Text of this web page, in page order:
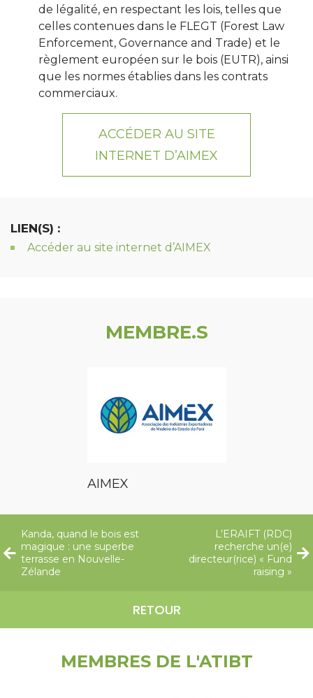
de légalité, en respectant les lois, telles que
celles contenues dans le FLEGT (Forest Law
Enforcement, Governance and Trade) et le
règlement européen sur le bois (EUTR), ainsi
que les normes établies dans les contrats
commerciaux.
ACCÉDER AU SITE
INTERNET D’AIMEX
LIEN(S) :
Accéder au site internet d’AIMEX
MEMBRE.S
AIMEX
Kanda, quand le bois est
magique : une superbe
terrasse en Nouvelle-
Zélande
RETOUR
L’ERAIFT (RDC)
recherche un(e)
directeur(rice) « Fund
raising »
MEMBRES DE L'ATIBT